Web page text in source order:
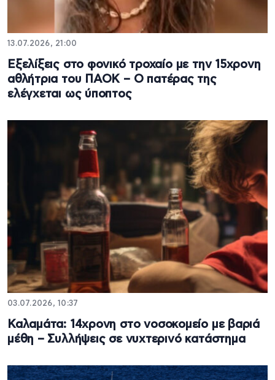
13.07.2026, 21:00
Εξελίξεις στο φονικό τροχαίο με την 15χρονη
αθλήτρια του ΠΑΟΚ – Ο πατέρας της
ελέγχεται ως ύποπτος
03.07.2026, 10:37
Καλαμάτα: 14χρονη στο νοσοκομείο με βαριά
μέθη – Συλλήψεις σε νυχτερινό κατάστημα